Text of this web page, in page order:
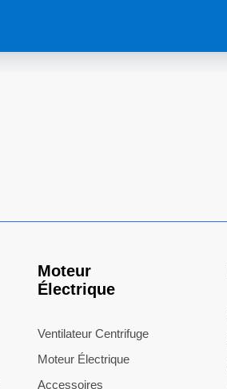
Moteur
Électrique
Ventilateur Centrifuge
Moteur Électrique
Accessoires